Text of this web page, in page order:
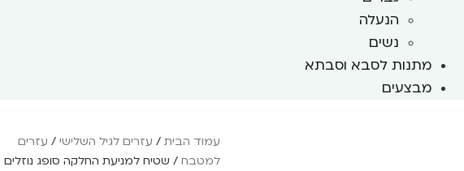
הנעלה
נשים
מתנות לסבא וסבתא
מבצעים
עמוד הבית/ עזרים לגיל השלישי/ עזרים
למטבח/ שטיח למניעת החלקה סופג נוזלים